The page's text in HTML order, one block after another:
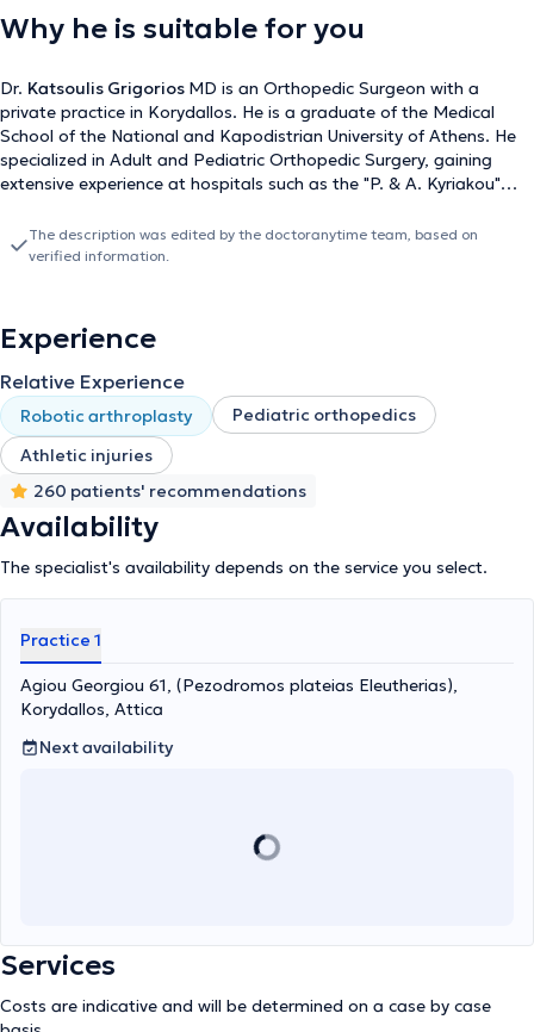
Why he is suitable for you
Dr. Katsoulis Grigorios MD is an Orthopedic Surgeon with a
private practice in Korydallos. He is a graduate of the Medical
School of the National and Kapodistrian University of Athens. He
specialized in Adult and Pediatric Orthopedic Surgery, gaining
extensive experience at hospitals such as the "P. & A. Kyriakou"
Cross" Hospital, and the Royal & Broadgreen University Hospitals
of Liverpool in the United Kingdom, under the supervision of
Traumatology (HSOST) through written examinations for further
specialization in the United Kingdom. His area of expertise includes
trauma, sports injuries, and reconstructive joint surgery, with a
focus on shoulder and knee arthroscopy as well as total hip and
knee arthroplasty using advanced contemporary techniques
(ALMIS, Navigator). He collaborates with the private clinic of the
Medical Center Group in Psychiko and Paleo Faliro, whose facilities
provide assurance for the management of both simple and highly
complex surgical procedures. Finally, the doctor actively
participates annually in major conferences and educational
seminars in Greece and abroad, either as a speaker or for his
The description was edited by the doctoranytime team, based on
verified information.
Experience
Relative Experience
Robotic arthroplasty
Pediatric orthopedics
Athletic injuries
260 patients' recommendations
Availability
The specialist's availability depends on the service you select.
Practice 1
Agiou Georgiou 61, (Pezodromos plateias Eleutherias),
Korydallos, Attica
Next availability
Services
Costs are indicative and will be determined on a case by case